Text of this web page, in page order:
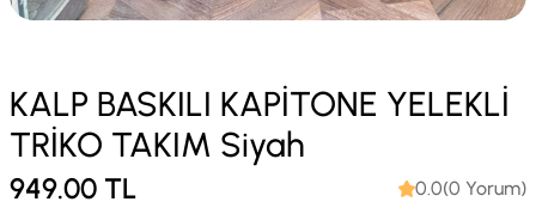
KALP BASKILI KAPİTONE YELEKLİ
TRİKO TAKIM Siyah
949.00 TL 0.0(0 Yorum)